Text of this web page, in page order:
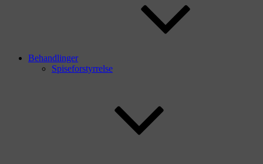
Behandlinger
Spiseforstyrrelse